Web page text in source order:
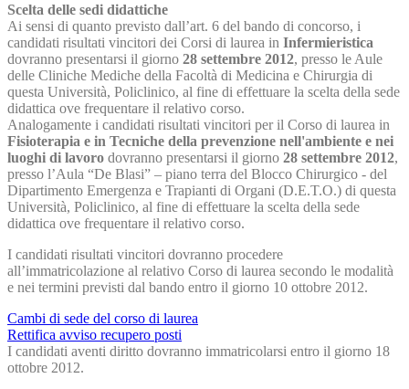
Scelta delle sedi didattiche
Ai sensi di quanto previsto dall’art. 6 del bando di concorso, i
candidati risultati vincitori dei Corsi di laurea in Infermieristica
dovranno presentarsi il giorno 28 settembre 2012, presso le Aule
delle Cliniche Mediche della Facoltà di Medicina e Chirurgia di
questa Università, Policlinico, al fine di effettuare la scelta della sede
didattica ove frequentare il relativo corso.
Analogamente i candidati risultati vincitori per il Corso di laurea in
Fisioterapia e in Tecniche della prevenzione nell'ambiente e nei
luoghi di lavoro dovranno presentarsi il giorno 28 settembre 2012,
presso l’Aula “De Blasi” – piano terra del Blocco Chirurgico - del
Dipartimento Emergenza e Trapianti di Organi (D.E.T.O.) di questa
Università, Policlinico, al fine di effettuare la scelta della sede
didattica ove frequentare il relativo corso.
I candidati risultati vincitori dovranno procedere
all’immatricolazione al relativo Corso di laurea secondo le modalità
e nei termini previsti dal bando entro il giorno 10 ottobre 2012.
Cambi di sede del corso di laurea
Rettifica avviso recupero posti
I candidati aventi diritto dovranno immatricolarsi entro il giorno 18
ottobre 2012.